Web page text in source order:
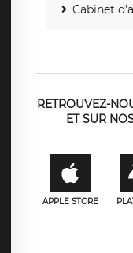
Cabinet
RETROUVEZ-
ET SUR
APPLE STORE